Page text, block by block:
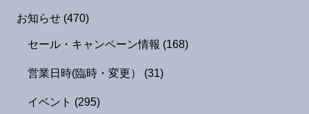
お知らせ (470)
セール・キャンペーン情報 (168)
営業日時(臨時・変更） (31)
イベント (295)